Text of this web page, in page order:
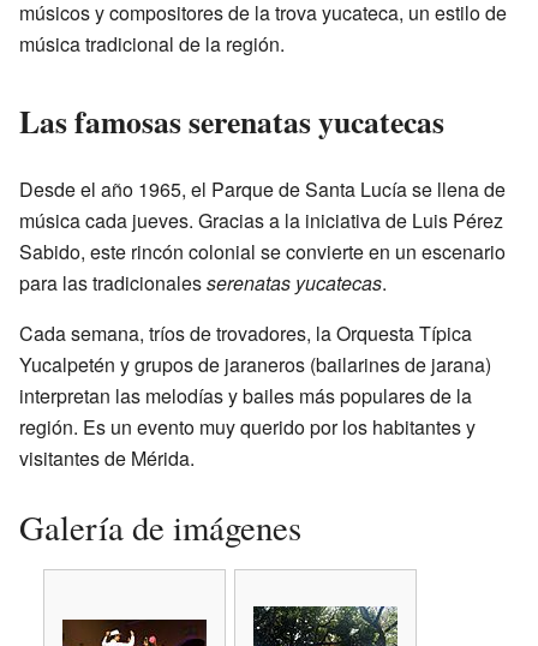
músicos y compositores de la trova yucateca, un estilo de
música tradicional de la región.
Las famosas serenatas yucatecas
Desde el año 1965, el Parque de Santa Lucía se llena de
música cada jueves. Gracias a la iniciativa de Luis Pérez
Sabido, este rincón colonial se convierte en un escenario
para las tradicionalesserenatas yucatecas.
Cada semana, tríos de trovadores, la Orquesta Típica
Yucalpetén y grupos de jaraneros (bailarines de jarana)
interpretan las melodías y bailes más populares de la
región. Es un evento muy querido por los habitantes y
visitantes de Mérida.
Galería de imágenes